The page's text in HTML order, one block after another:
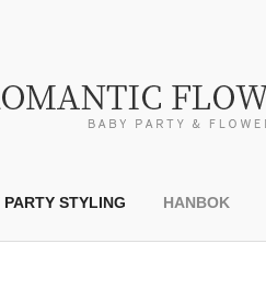
PARTY STYLING HANBOK